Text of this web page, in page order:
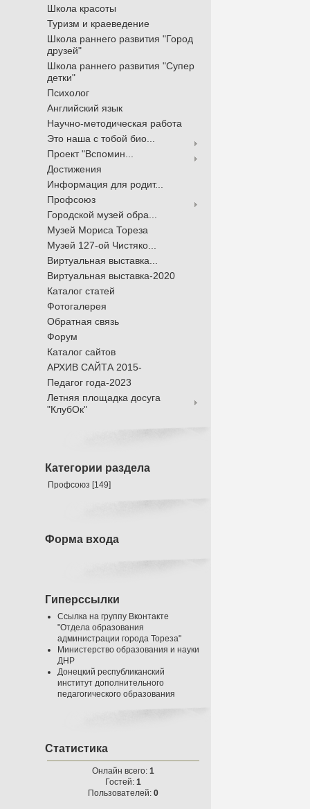
Школа красоты
Туризм и краеведение
Школа раннего развития "Город
друзей"
Школа раннего развития "Супер
детки"
Психолог
Английский язык
Научно-методическая работа
Это наша с тобой био...
Проект "Вспомин...
Достижения
Информация для родит...
Профсоюз
Городской музей обра...
Музей Мориса Тореза
Музей 127-ой Чистяко...
Виртуальная выставка...
Виртуальная выставка-2020
Каталог статей
Фотогалерея
Обратная связь
Форум
Каталог сайтов
АРХИВ САЙТА 2015-
Педагог года-2023
Летняя площадка досуга
"КлубОк"
Категории раздела
Профсоюз [149]
Форма входа
Гиперссылки
Ссылка на группу Вконтакте
"Отдела образования
администрации города Тореза"
Министерство образования и науки
ДНР
Донецкий республиканский
институт дополнительного
педагогического образования
Статистика
Онлайн всего: 1
Гостей: 1
Пользователей: 0